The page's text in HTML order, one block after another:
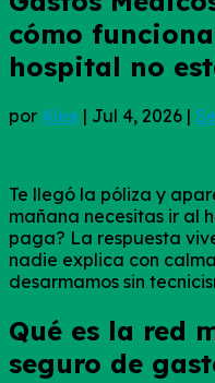
cómo
hospital no
por Alex | Jul 4, 2026 |
Te llegó la póliza y
mañana necesitas ir al
paga? La respuesta
nadie explica con
desarmamos sin
Qué es la red
seguro de